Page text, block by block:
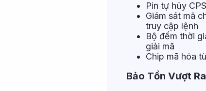
Pin tự hủy
Giám sát mã
truy cập lệnh
Bộ đếm thời
giải mã
Chip mã hóa
Bảo Tồn Vượt